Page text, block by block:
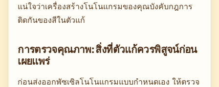
แน่ใจว่าเครื่องสร้างโนโนแกรมของคุณบังคับกฎการ
ติดกันของสีในตัวแก้
การตรวจคุณภาพ: สิ่งที่ตัวแก้ควรพิสูจน์ก่อน
เผยแพร่
ก่อนส่งออกพัซเซิลโนโนแกรมแบบกำหนดเอง ให้ตรวจ